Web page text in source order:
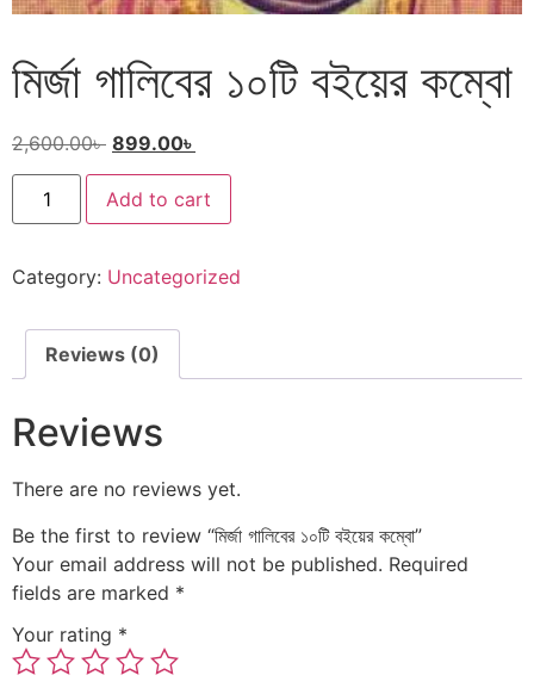
মির্জা গালিবের ১০টি বইয়ের কম্বো
2,600.00৳ 899.00৳
Add to cart
Category: Uncategorized
Reviews (0)
Reviews
There are no reviews yet.
Be the first to review “মির্জা গালিবের ১০টি বইয়ের কম্বো”
Your email address will not be published. Required
fields are marked *
Your rating *